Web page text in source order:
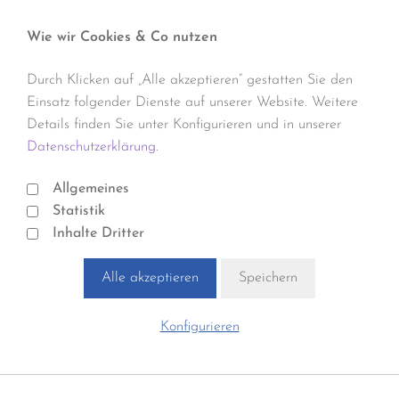
Wie wir Cookies & Co nutzen
Durch Klicken auf „Alle akzeptieren“ gestatten Sie den
Einsatz folgender Dienste auf unserer Website. Weitere
Details finden Sie unter Konfigurieren und in unserer
Datenschutzerklärung.
Allgemeines
Statistik
Inhalte Dritter
Alle akzeptieren Speichern
Konfigurieren